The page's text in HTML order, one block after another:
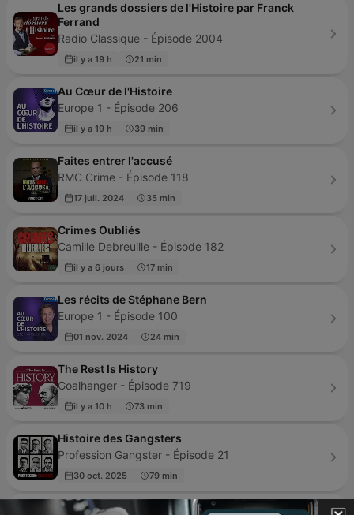
Les grands dossiers de l'Histoire par Franck
Ferrand
Radio Classique - Épisode 2004
il y a 19 h 21 min
Au Cœur de l'Histoire
Europe 1 - Épisode 206
il y a 19 h 39 min
Faites entrer l'accusé
RMC Crime - Épisode 118
17 juil. 2024 35 min
Crimes Oubliés
Camille Debreuille - Épisode 182
il y a 6 jours 17 min
Les récits de Stéphane Bern
Europe 1 - Épisode 100
01 nov. 2024 24 min
The Rest Is History
Goalhanger - Épisode 719
il y a 10 h 73 min
Histoire des Gangsters
Profession Gangster - Épisode 21
30 oct. 2025 79 min
Histoire du Pire